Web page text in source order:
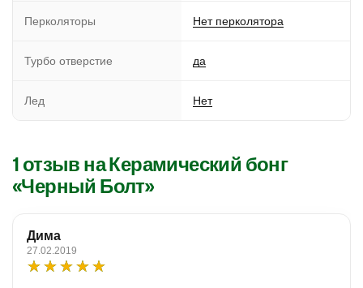
Перколяторы Нет перколятора
Турбо отверстие да
Лед Нет
1 отзыв наКерамический бонг
«Черный Болт»
Дима
27.02.2019